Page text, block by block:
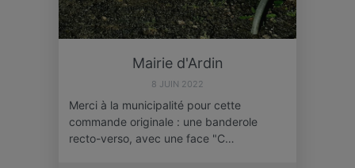
Mairie d'Ardin
8 JUIN 2022
Merci à la municipalité pour cette
commande originale : une banderole
recto-verso, avec une face "C…